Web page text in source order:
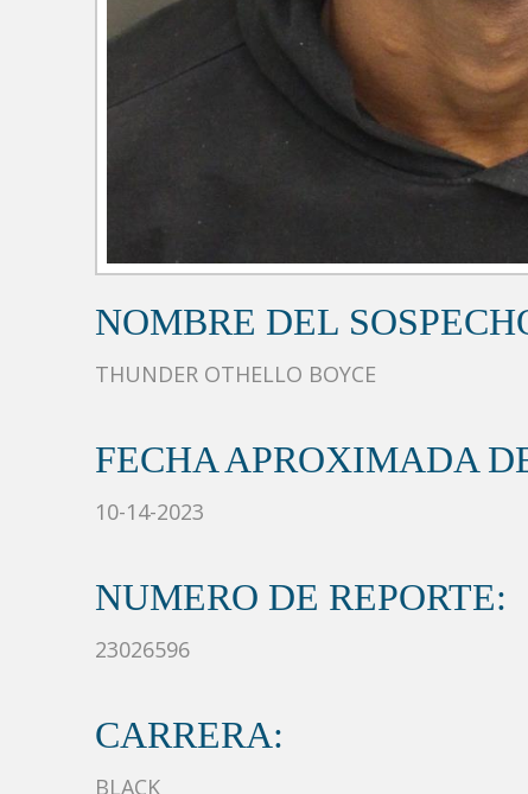
NOMBRE DEL
THUNDER OTHELLO BOYCE
FECHA APROXIMADA
10-14-2023
NUMERO DE REPORTE:
23026596
CARRERA:
BLACK